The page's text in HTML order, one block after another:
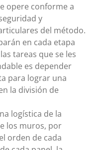
opere conforme a
y
del método.
en cada etapa
tareas que se les
es depender
para lograr una
la división de
logística de la
los muros, por
orden de cada